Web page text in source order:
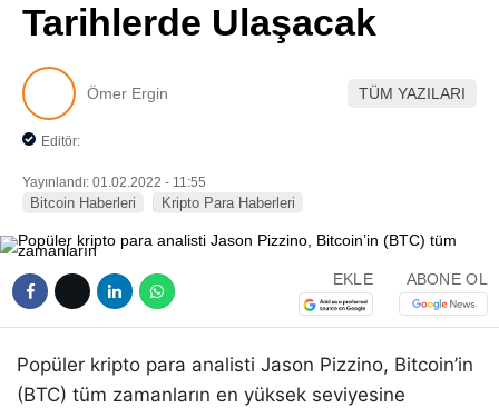
LinkedIn
Telegram
Tarihlerde Ulaşacak
Ömer Ergin TÜM YAZILARI
Editör:
Yayınlandı: 01.02.2022 - 11:55
Bitcoin Haberleri Kripto Para Haberleri
EKLE ABONE OL
Popüler kripto para analisti Jason Pizzino, Bitcoin’in
(BTC) tüm zamanların en yüksek seviyesine